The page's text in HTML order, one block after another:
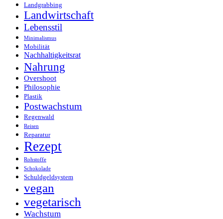
Landgrabbing
Landwirtschaft
Lebensstil
Minimalismus
Mobilität
Nachhaltigkeitsrat
Nahrung
Overshoot
Philosophie
Plastik
Postwachstum
Regenwald
Reisen
Reparatur
Rezept
Rohstoffe
Schokolade
Schuldgeldsystem
vegan
vegetarisch
Wachstum